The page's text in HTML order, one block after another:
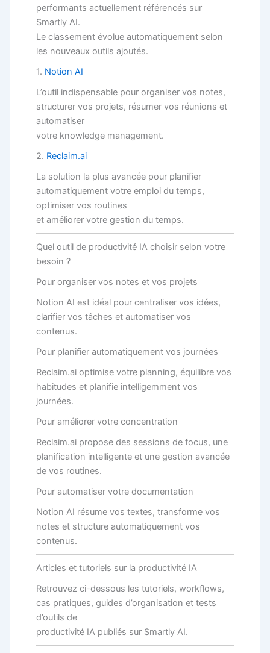
performants actuellement référencés sur
Smartly AI.
Le classement évolue automatiquement selon
les nouveaux outils ajoutés.
1. Notion AI
L’outil indispensable pour organiser vos notes,
structurer vos projets, résumer vos réunions et
automatiser
votre knowledge management.
2. Reclaim.ai
La solution la plus avancée pour planifier
automatiquement votre emploi du temps,
optimiser vos routines
et améliorer votre gestion du temps.
Quel outil de productivité IA choisir selon votre
besoin ?
Pour organiser vos notes et vos projets
Notion AI est idéal pour centraliser vos idées,
clarifier vos tâches et automatiser vos
contenus.
Pour planifier automatiquement vos journées
Reclaim.ai optimise votre planning, équilibre vos
habitudes et planifie intelligemment vos
journées.
Pour améliorer votre concentration
Reclaim.ai propose des sessions de focus, une
planification intelligente et une gestion avancée
de vos routines.
Pour automatiser votre documentation
Notion AI résume vos textes, transforme vos
notes et structure automatiquement vos
contenus.
Articles et tutoriels sur la productivité IA
Retrouvez ci-dessous les tutoriels, workflows,
cas pratiques, guides d’organisation et tests
d’outils de
productivité IA publiés sur Smartly AI.